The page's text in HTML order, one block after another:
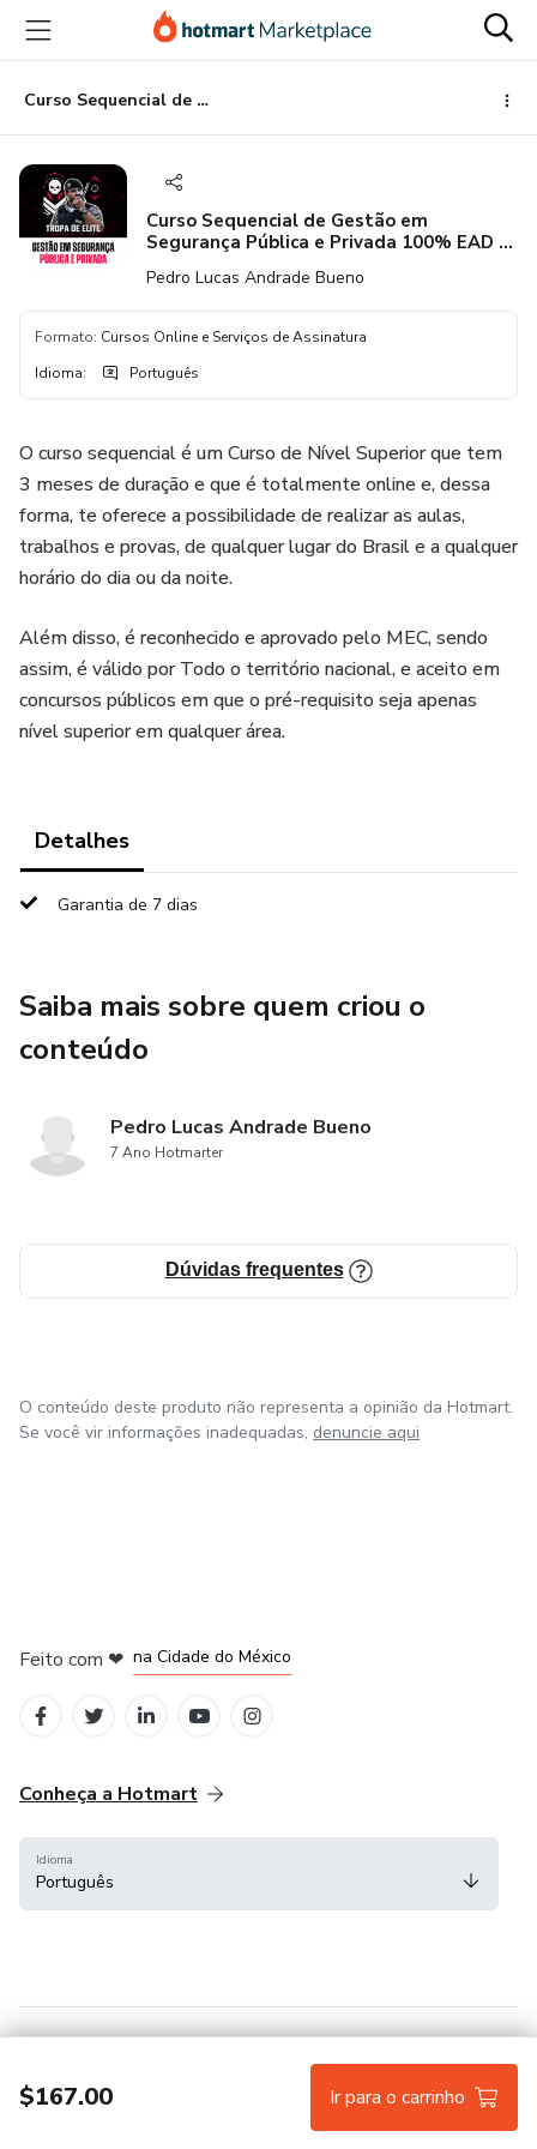
para
conteúdo
principal
para
pagamento
para
rodapé
Curso Sequencial de Gestão em Segurança Pública e Privada 100% EAD - Faculdade Falcão
Curso Sequencial de Gestão em
Segurança Pública e Privada 100% EAD -
Pedro Lucas Andrade Bueno
Formato: Cursos Online e Serviços de Assinatura
Idioma: Português
O curso sequencial é um Curso de Nível Superior que tem
3 meses de duração e que é totalmente online e, dessa
forma, te oferece a possibilidade de realizar as aulas,
trabalhos e provas, de qualquer lugar do Brasil e a qualquer
horário do dia ou da noite.
Além disso, é reconhecido e aprovado pelo MEC, sendo
assim, é válido por Todo o território nacional, e aceito em
concursos públicos em que o pré-requisito seja apenas
nível superior em qualquer área.
Detalhes
Garantia de 7 dias
Saiba mais sobre quem criou o
conteúdo
Pedro Lucas Andrade Bueno
7 Ano Hotmarter
Dúvidas frequentes
$167.00 Ir para o carrinho
O conteúdo deste produto não representa a opinião da Hotmart.
Se você vir informações inadequadas, denuncie aqui
Feito com ❤ na Cidade do México
Conheça a Hotmart
Idioma
Português
Hotmart — 2011-2026 © Todos os direitos reservados.